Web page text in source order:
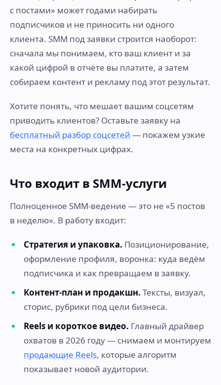
с постами» может годами набирать
подписчиков и не приносить ни одного
клиента. SMM под заявки строится наоборот:
сначала мы понимаем, кто ваш клиент и за
какой цифрой в отчёте вы платите, а затем
собираем контент и рекламу под этот результат.
Хотите понять, что мешает вашим соцсетям
приводить клиентов? Оставьте заявку на
бесплатный разбор соцсетей — покажем узкие
места на конкретных цифрах.
Что входит в SMM-услуги
Полноценное SMM-ведение — это не «5 постов
в неделю». В работу входит:
Стратегия и упаковка. Позиционирование,
оформление профиля, воронка: куда ведём
подписчика и как превращаем в заявку.
Контент-план и продакшн. Тексты, визуал,
сторис, рубрики под цели бизнеса.
Reels и короткое видео. Главный драйвер
охватов в 2026 году — снимаем и монтируем
продающие Reels, которые алгоритм
показывает новой аудитории.